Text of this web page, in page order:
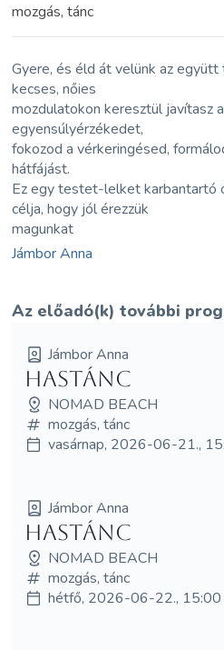
mozgás, tánc
Gyere, és éld át velünk az
kecses, nőies
mozdulatokon keresztül javítasz
egyensúlyérzékedet,
fokozod a vérkeringésed,
hátfájást.
Ez egy testet-lelket karbantartó
célja, hogy jól érezzük
magunkat
Jámbor Anna
Az előadó(k) további
Jámbor Anna
Hastánc
NOMAD BEACH
mozgás, tánc
vasárnap, 2026-06-21.,
Jámbor Anna
Hastánc
NOMAD BEACH
mozgás, tánc
hétfő, 2026-06-22.,